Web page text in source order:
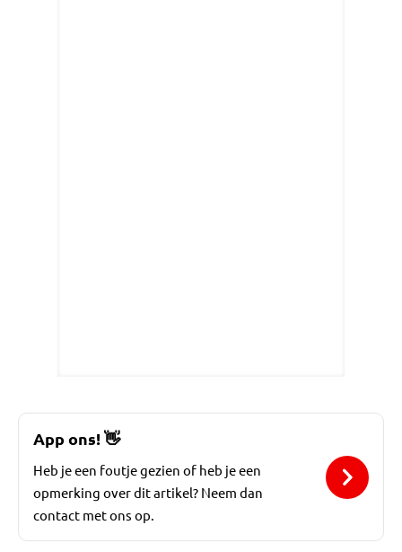
App ons!👋
Heb je een foutje gezien of heb je een
opmerking over dit artikel? Neem dan
contact met ons op.